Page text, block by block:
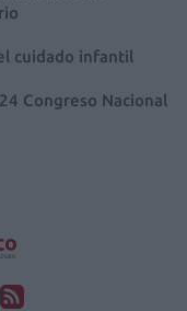
cuidado infantil
Congreso Nacional